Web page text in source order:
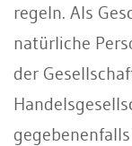
regeln. Als
natürliche
der